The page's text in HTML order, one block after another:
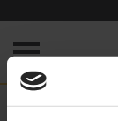
Kunne ikke